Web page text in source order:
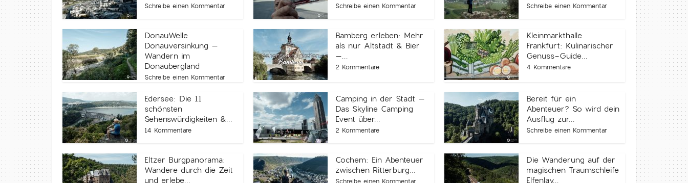
Schreibe einen Kommentar Schreibe einen Kommentar Schreibe einen Kommentar
DonauWelle
Donauversinkung –
Wandern im
Donaubergland
Schreibe einen Kommentar
Bamberg erleben: Mehr
als nur Altstadt & Bier
–...
2 Kommentare
Kleinmarkthalle
Frankfurt: Kulinarischer
Genuss-Guide...
4 Kommentare
Edersee: Die 11
schönsten
Sehenswürdigkeiten &...
14 Kommentare
Camping in der Stadt –
Das Skyline Camping
Event über...
2 Kommentare
Bereit für ein
Abenteuer? So wird dein
Ausflug zur...
Schreibe einen Kommentar
Eltzer Burgpanorama:
Wandere durch die Zeit
und erlebe...
Cochem: Ein Abenteuer
zwischen Ritterburg...
Die Wanderung auf der
magischen Traumschleife
Elfenlay...